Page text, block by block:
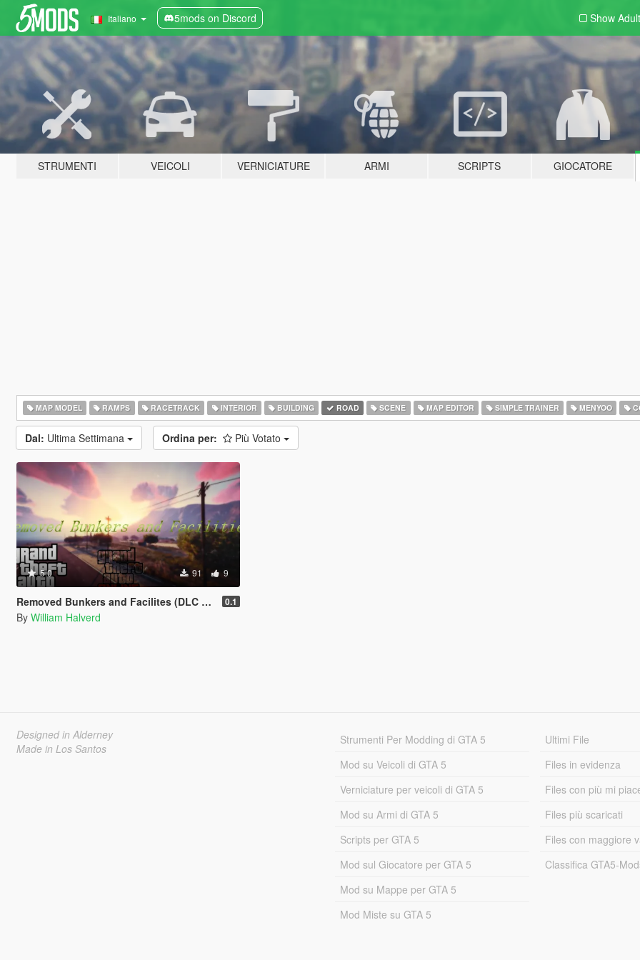
Italiano 5mods on Discord Show Adult
STRUMENTI VEICOLI VERNICIATURE ARMI SCRIPTS GIOCATORE
MAP MODEL RAMPS RACETRACK INTERIOR BUILDING ROAD SCENE MAP EDITOR SIMPLE TRAINER MENYOO
Dal: Ultima Settimana Ordina per: Più Votato
5.0 91 9
Removed Bunkers and Facilites (DLC add-on) 0.1
By William Halverd
Designed in Alderney
Made in Los Santos
Strumenti Per Modding di GTA 5
Mod su Veicoli di GTA 5
Verniciature per veicoli di GTA 5
Mod su Armi di GTA 5
Scripts per GTA 5
Mod sul Giocatore per GTA 5
Mod su Mappe per GTA 5
Mod Miste su GTA 5
Ultimi File
Files in evidenza
Files con più mi
Files più scaricati
Files con maggiore
Classifica GTA5-